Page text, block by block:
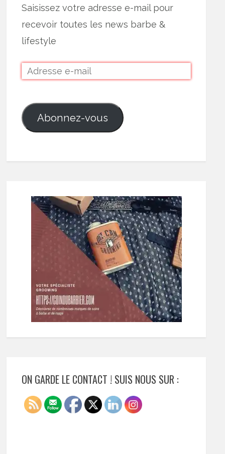
Saisissez votre adresse e-mail pour
recevoir toutes les news barbe &
lifestyle
Abonnez-vous
ON GARDE LE CONTACT ! SUIS NOUS SUR :